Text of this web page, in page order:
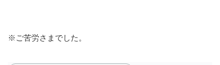
※ご苦労さまでした。